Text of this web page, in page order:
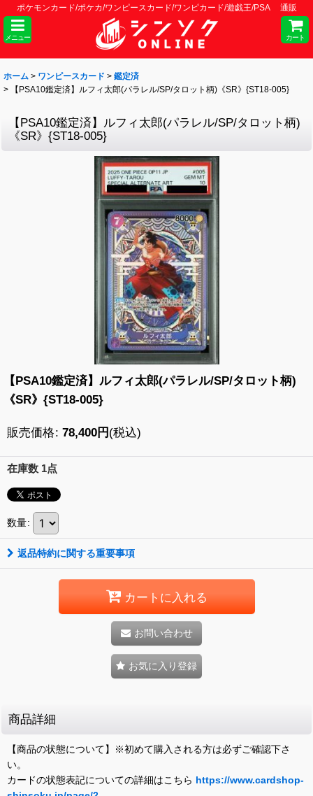
ポケモンカード/ポケカ/ワンピースカード/ワンピカード/遊戯王/PSA 通販
メニュー カート
ホーム > ワンピースカード > 鑑定済
>
【PSA10鑑定済】ルフィ太郎(パラレル/SP/タロット柄)《SR》{ST18-005}
【PSA10鑑定済】ルフィ太郎(パラレル/SP/タロット柄)
《SR》{ST18-005}
【PSA10鑑定済】ルフィ太郎(パラレル/SP/タロット柄)
《SR》{ST18-005}
販売価格: 78,400円 (税込)
在庫数 1点
数量:
返品特約に関する重要事項
カートに入れる
お問い合わせ
お気に入り登録
商品詳細
【商品の状態について】※初めて購入される方は必ずご確認下さ
い。
カードの状態表記についての詳細はこちら https://www.cardshop-